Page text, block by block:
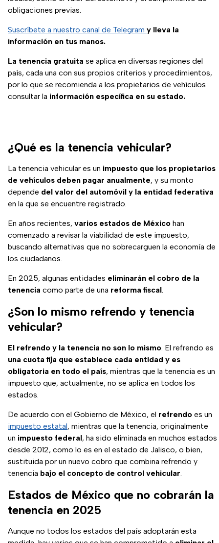
obligaciones previas.
Suscríbete a nuestro canal de Telegram y lleva la
información en tus manos.
La tenencia gratuita se aplica en diversas regiones del
país, cada una con sus propios criterios y procedimientos,
por lo que se recomienda a los propietarios de vehículos
consultar la información específica en su estado.
¿Qué es la tenencia vehicular?
La tenencia vehicular es un impuesto que los propietarios
de vehículos deben pagar anualmente, y su monto
depende del valor del automóvil y la entidad federativa
en la que se encuentre registrado.
En años recientes, varios estados de México han
comenzado a revisar la viabilidad de este impuesto,
buscando alternativas que no sobrecarguen la economía de
los ciudadanos.
En 2025, algunas entidades eliminarán el cobro de la
tenencia como parte de una reforma fiscal.
¿Son lo mismo refrendo y tenencia
vehicular?
El refrendo y la tenencia no son lo mismo. El refrendo es
una cuota fija que establece cada entidad y es
obligatoria en todo el país, mientras que la tenencia es un
impuesto que, actualmente, no se aplica en todos los
estados.
De acuerdo con el Gobierno de México, el refrendo es un
impuesto estatal, mientras que la tenencia, originalmente
un impuesto federal, ha sido eliminada en muchos estados
desde 2012, como lo es en el estado de Jalisco, o bien,
sustituida por un nuevo cobro que combina refrendo y
tenencia bajo el concepto de control vehicular.
Estados de México que no cobrarán la
tenencia en 2025
Aunque no todos los estados del país adoptarán esta